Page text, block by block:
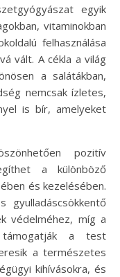
egyik
vitaminokban
felhasználása
vált. A cékla a világ
a salátákban,
nemcsak ízletes,
is bír, amelyeket
pozitív
a különböző
és kezelésében.
gyulladáscsökkentő
védelméhez, míg a
a test
a természetes
kihívásokra, és